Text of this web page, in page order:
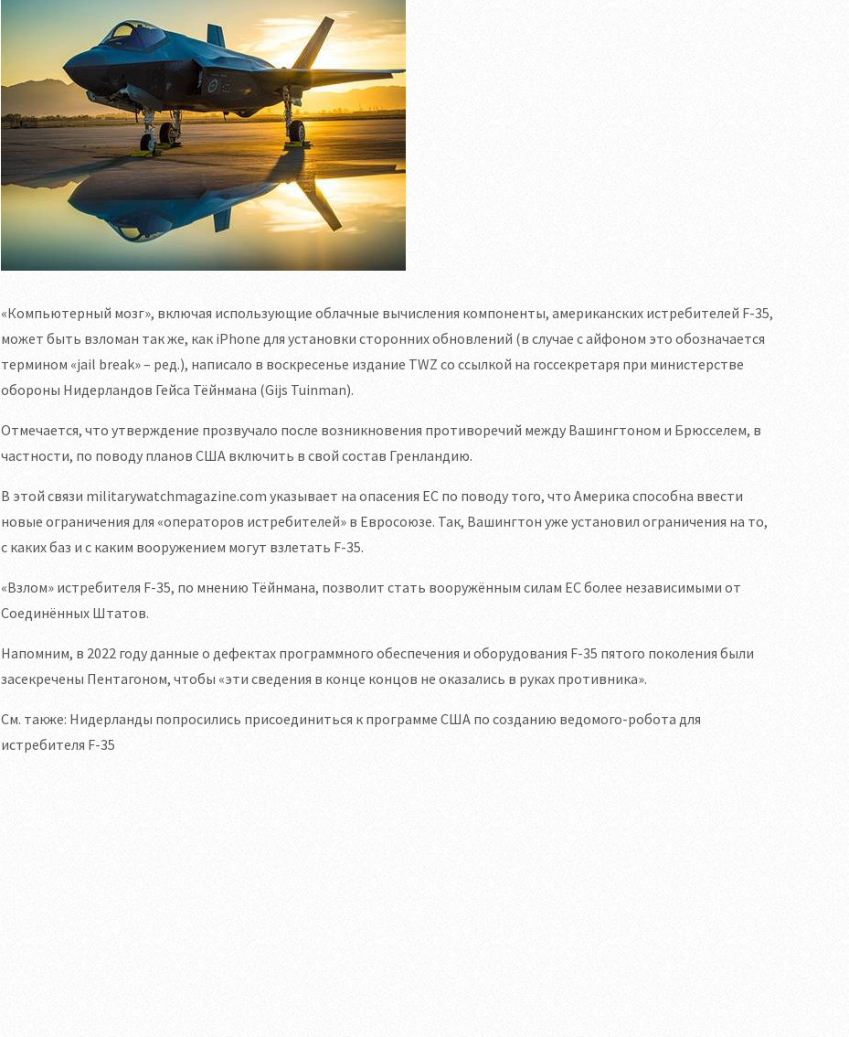
«Компьютерный мозг», включая использующие облачные вычисления компоненты, американских истребителей F-35,
может быть взломан так же, как iPhone для установки сторонних обновлений (в случае с айфоном это обозначается
термином «jail break» – ред.), написало в воскресенье издание TWZ со ссылкой на госсекретаря при министерстве
обороны Нидерландов Гейса Тёйнмана (Gijs Tuinman).
Отмечается, что утверждение прозвучало после возникновения противоречий между Вашингтоном и Брюсселем, в
частности, по поводу планов США включить в свой состав Гренландию.
В этой связи militarywatchmagazine.com указывает на опасения ЕС по поводу того, что Америка способна ввести
новые ограничения для «операторов истребителей» в Евросоюзе. Так, Вашингтон уже установил ограничения на то,
с каких баз и с каким вооружением могут взлетать F-35.
«Взлом» истребителя F-35, по мнению Тёйнмана, позволит стать вооружённым силам ЕС более независимыми от
Соединённых Штатов.
Напомним, в 2022 году данные о дефектах программного обеспечения и оборудования F-35 пятого поколения были
засекречены Пентагоном, чтобы «эти сведения в конце концов не оказались в руках противника».
См. также: Нидерланды попросились присоединиться к программе США по созданию ведомого-робота для
истребителя F-35